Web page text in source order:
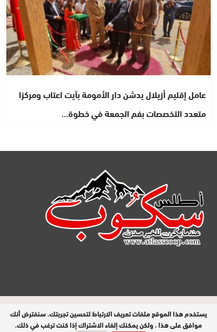
عامل إقليم أزيلال يدشن دار الأمومة بآيت اعتاب ومركزا
متعدد التخصصات بفم الجمعة في خطوة…
مدير النشر : عبد الله عزي / جميع الحقوق
محفوظة © 2026
يستخدم هذا الموقع ملفات تعريف الارتباط لتحسين تجربتك. سنفترض أنك
موافق على هذا ، ولكن يمكنك إلغاء الاشتراك إذا كنت ترغب في ذلك.